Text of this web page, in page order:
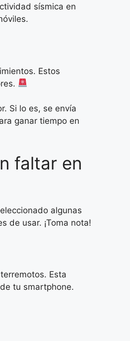
sísmica en
Estos
Si lo es, se envía
ganar tiempo en
faltar en
algunas
de usar. ¡Toma nota!
Esta
tu smartphone.